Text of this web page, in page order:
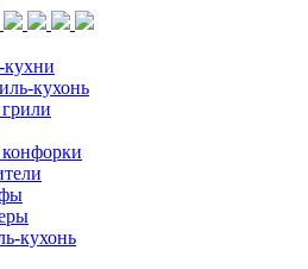
кухни
кухонь
кухонь